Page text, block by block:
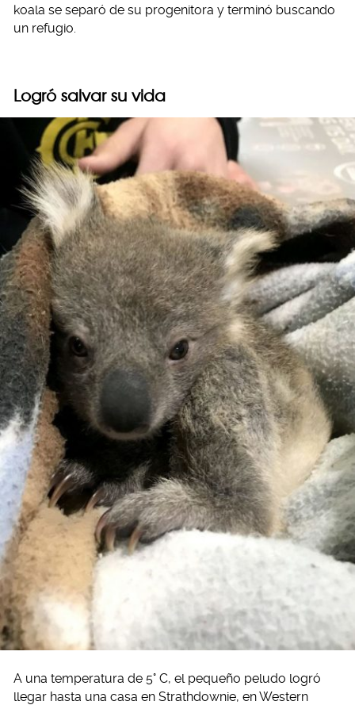
koala se separó de su progenitora y terminó buscando
un refugio.
Logró salvar su vida
A una temperatura de 5° C, el pequeño peludo logró
llegar hasta una casa en Strathdownie, en Western